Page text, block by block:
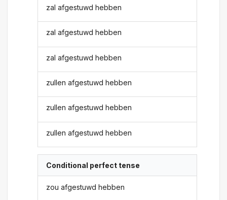
zal afgestuwd hebben
zal afgestuwd hebben
zal afgestuwd hebben
zullen afgestuwd hebben
zullen afgestuwd hebben
zullen afgestuwd hebben
Conditional perfect tense
zou afgestuwd hebben